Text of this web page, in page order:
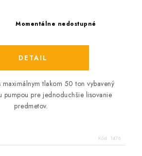
Momentálne nedostupné
DETAIL
tlakom 50 ton vybavený
pumpou pre jednoduchšie lisovanie
predmetov.
Kód: 1476